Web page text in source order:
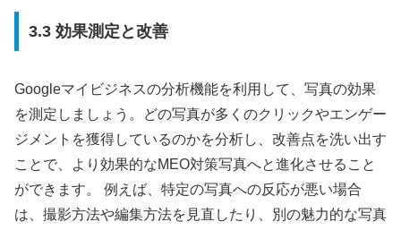
3.3 効果測定と改善
Googleマイビジネスの分析機能を利用して、写真の効果
を測定しましょう。どの写真が多くのクリックやエンゲー
ジメントを獲得しているのかを分析し、改善点を洗い出す
ことで、より効果的なMEO対策写真へと進化させること
ができます。 例えば、特定の写真への反応が悪い場合
は、撮影方法や編集方法を見直したり、別の魅力的な写真